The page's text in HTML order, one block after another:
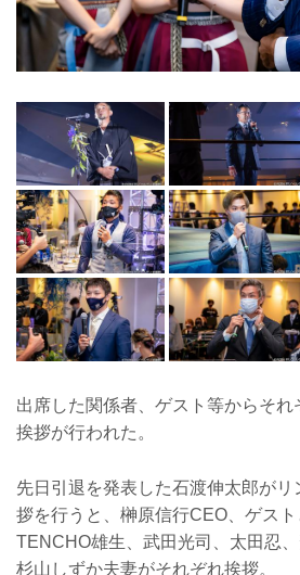
出席した関係者、ゲスト等からそれ
挨拶が行われた。
先日引退を発表した石渡伸太郎が
拶を行うと、榊原信行CEO、ゲス
TENCHO雄生、武田光司、太田忍
杉山しずか夫妻がそれぞれ挨拶。